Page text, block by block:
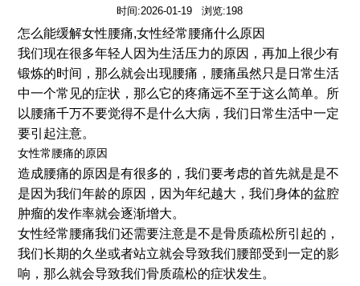
时间:2026-01-19 浏览:198
怎么能缓解女性腰痛,女性经常腰痛什么原因
我们现在很多年轻人因为生活压力的原因，再加上很少有
锻炼的时间，那么就会出现腰痛，腰痛虽然只是日常生活
中一个常见的症状，那么它的疼痛远不至于这么简单。所
以腰痛千万不要觉得不是什么大病，我们日常生活中一定
要引起注意。
女性常腰痛的原因
造成腰痛的原因是有很多的，我们要考虑的首先就是是不
是因为我们年龄的原因，因为年纪越大，我们身体的盆腔
肿瘤的发作率就会逐渐增大。
女性经常腰痛我们还需要注意是不是骨质疏松所引起的，
我们长期的久坐或者站立就会导致我们腰部受到一定的影
响，那么就会导致我们骨质疏松的症状发生。